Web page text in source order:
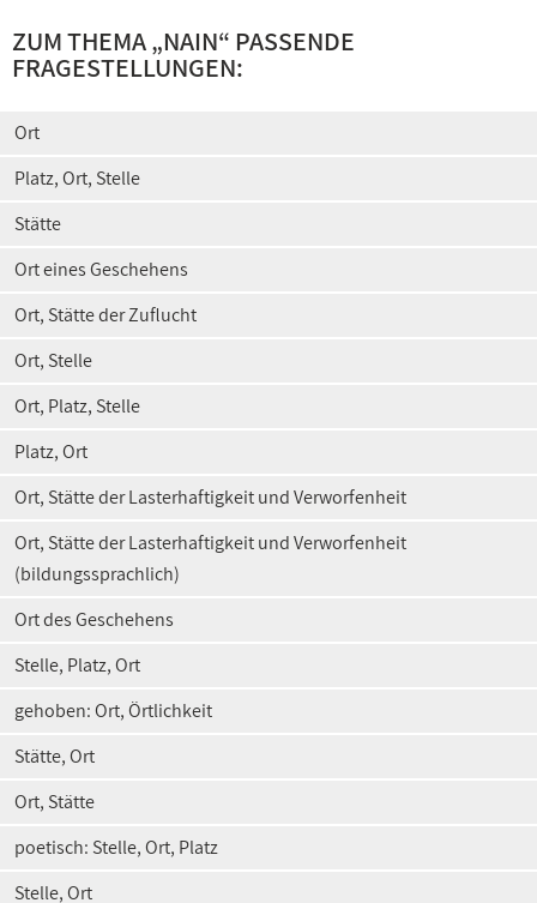
ZUM THEMA „NAIN“ PASSENDE
FRAGESTELLUNGEN:
Ort
Platz, Ort, Stelle
Stätte
Ort eines Geschehens
Ort, Stätte der Zuflucht
Ort, Stelle
Ort, Platz, Stelle
Platz, Ort
Ort, Stätte der Lasterhaftigkeit und Verworfenheit
Ort, Stätte der Lasterhaftigkeit und Verworfenheit
(bildungssprachlich)
Ort des Geschehens
Stelle, Platz, Ort
gehoben: Ort, Örtlichkeit
Stätte, Ort
Ort, Stätte
poetisch: Stelle, Ort, Platz
Stelle, Ort